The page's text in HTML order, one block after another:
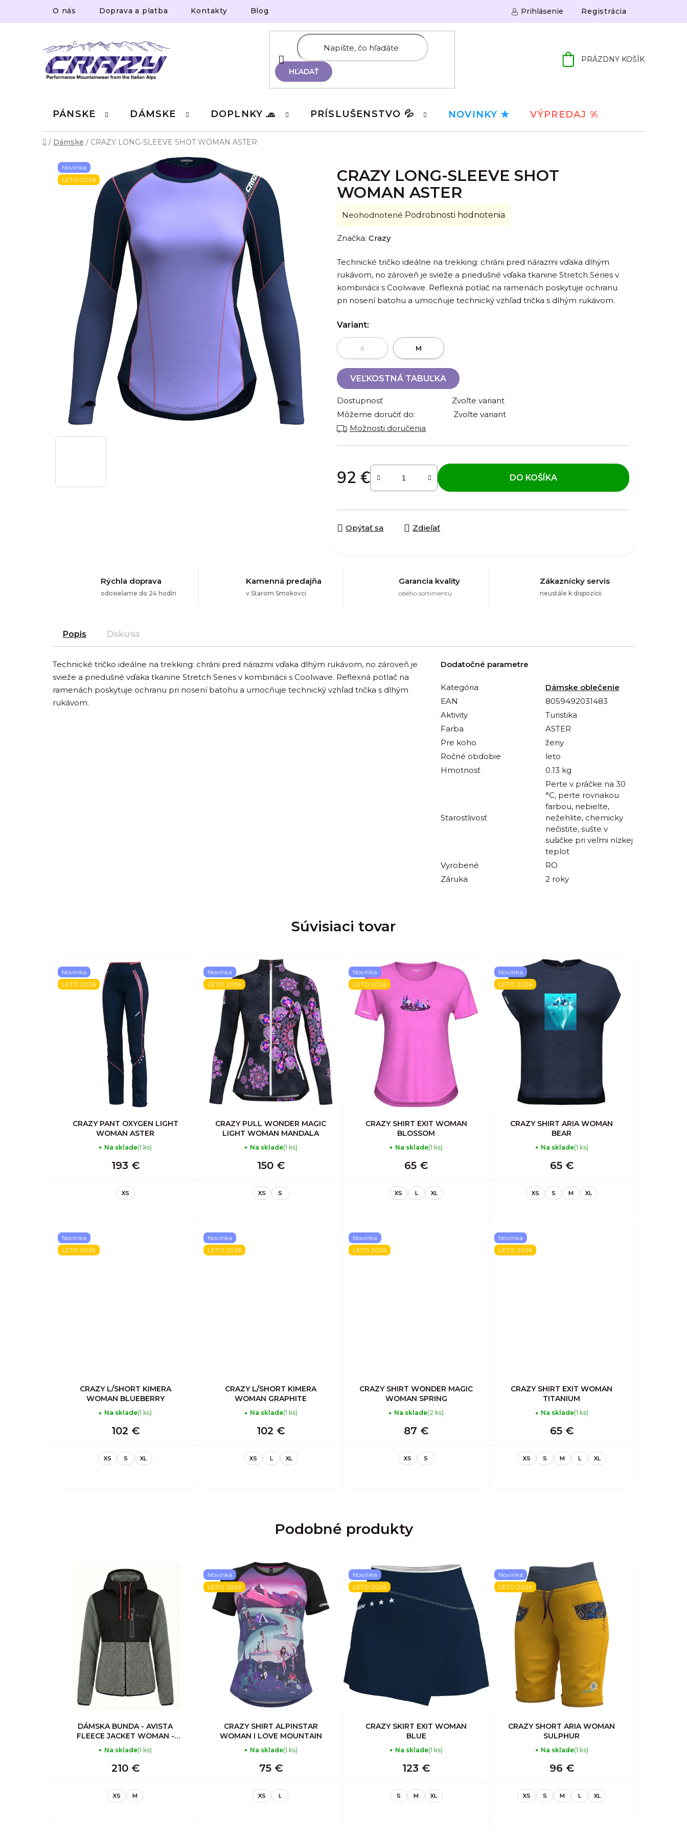
obsah
O nás Doprava a platba Kontakty Blog Prihlásenie Registrácia
HĽADAŤ
PRÁZDNY KOŠÍK
PÁNSKE DÁMSKE DOPLNKY 🧢 PRÍSLUŠENSTVO 💦 NOVINKY ✮ VÝPREDAJ %
Domov
/ Dámske / CRAZY LONG-SLEEVE SHOT WOMAN ASTER
CRAZY LONG-SLEEVE SHOT
WOMAN ASTER
Priemerné
produktu
0,0
z
5
hviezdičiek.
Neohodnotené Podrobnosti hodnotenia
Značka:Crazy
Technické tričko ideálne na trekking: chráni pred nárazmi vďaka dlhým
rukávom, no zároveň je svieže a priedušné vďaka tkanine Stretch Series v
kombinácii s Coolwave. Reflexná potlač na ramenách poskytuje ochranu
pri nosení batohu a umocňuje technický vzhľad trička s dlhým rukávom.
Variant:
S M
VEĽKOSTNÁ TABUĽKA
Dostupnosť
Zvoľte variant
Môžeme doručiť do:
Zvoľte variant
Možnosti doručenia
92 €
Jednotková cena:
DO KOŠÍKA
Opýtať sa Zdieľať
Novinka
LETO 2026
Rýchla doprava
odosielame do 24 hodín
Kamenná predajňa
v Starom Smokovci
Garancia kvality
celého sortimentu
Zákaznícky servis
neustále k dispozícii
Popis Diskusia
Technické tričko ideálne na trekking: chráni pred nárazmi vďaka dlhým rukávom, no zároveň je
svieže a priedušné vďaka tkanine Stretch Series v kombinácii s Coolwave. Reflexná potlač na
ramenách poskytuje ochranu pri nosení batohu a umocňuje technický vzhľad trička s dlhým
rukávom.
Dodatočné parametre
Kategória
Dámske oblečenie
EAN
8059492031483
Aktivity
Turistika
Farba
ASTER
Pre koho
ženy
Ročné obdobie
leto
Hmotnosť
0.13 kg
Starostlivosť
Perte v práčke na 30
°C, perte rovnakou
farbou, nebielte,
nežehlite, chemicky
nečistite, sušte v
sušičke pri veľmi nízkej
teplot
Vyrobené
RO
Záruka
2 roky
Súvisiaci tovar
Novinka
LETO 2026
CRAZY PANT OXYGEN LIGHT
WOMAN ASTER
Na sklade(1 ks)
193 €
XS
Novinka
LETO 2026
CRAZY PULL WONDER MAGIC
LIGHT WOMAN MANDALA
Na sklade(1 ks)
150 €
XS S
Novinka
LETO 2026
CRAZY SHIRT EXIT WOMAN
BLOSSOM
Na sklade(1 ks)
65 €
XS L XL
Novinka
LETO 2026
CRAZY SHIRT ARIA WOMAN
BEAR
Na sklade(1 ks)
65 €
XS S M XL
Novinka
LETO 2026
CRAZY L/SHORT KIMERA
WOMAN BLUEBERRY
Na sklade(1 ks)
102 €
XS S XL
Novinka
LETO 2026
CRAZY L/SHORT KIMERA
WOMAN GRAPHITE
Na sklade(1 ks)
102 €
XS L XL
Novinka
LETO 2026
CRAZY SHIRT WONDER MAGIC
WOMAN SPRING
Na sklade(2 ks)
87 €
XS S
Novinka
LETO 2026
CRAZY SHIRT EXIT WOMAN
TITANIUM
Na sklade(1 ks)
65 €
XS S M L XL
Podobné produkty
DÁMSKA BUNDA - AVISTA
FLEECE JACKET WOMAN -
GRAY
Na sklade(1 ks)
210 €
XS M
Novinka
LETO 2026
CRAZY SHIRT ALPINSTAR
WOMAN I LOVE MOUNTAIN
Na sklade(1 ks)
75 €
XS L
Novinka
LETO 2026
CRAZY SKIRT EXIT WOMAN
BLUE
Na sklade(1 ks)
123 €
S M XL
Novinka
LETO 2026
CRAZY SHORT ARIA WOMAN
SULPHUR
Na sklade(1 ks)
96 €
XS S M L XL